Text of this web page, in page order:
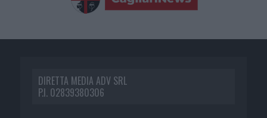
DIRETTA MEDIA ADV SRL
P.I. 02839380306